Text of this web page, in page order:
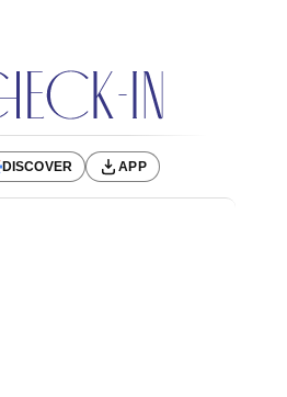
DISCOVER APP